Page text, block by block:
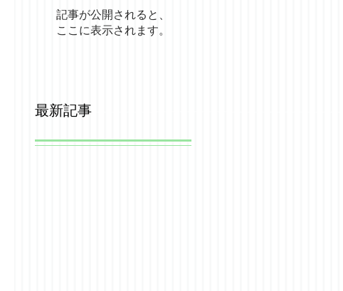
記事が公開されると、
ここに表示されます。
最新記事